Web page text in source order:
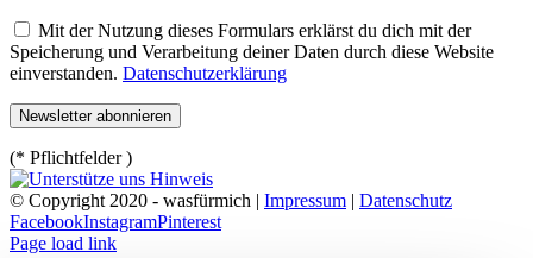
Mit der Nutzung dieses Formulars erklärst du dich mit der
Speicherung und Verarbeitung deiner Daten durch diese Website
einverstanden. Datenschutzerklärung
(* Pflichtfelder )
© Copyright 2020 - wasfürmich | Impressum | Datenschutz
FacebookInstagramPinterest
Page load link